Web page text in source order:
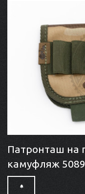
Патронташ на
камуфляж 5089